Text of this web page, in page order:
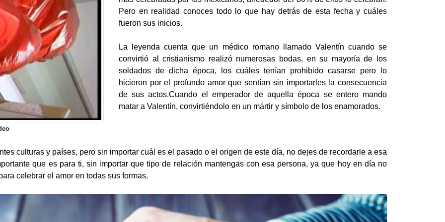
Pero en realidad conoces todo lo que hay detrás de esta fecha y cuáles
fueron sus inicios.
La leyenda cuenta que un médico romano llamado Valentín cuando se
convirtió al cristianismo realizó numerosas bodas, en su mayoría de los
soldados de dicha época, los cuáles tenían prohibido casarse pero lo
hicieron por el profundo amor que sentían sin importarles la consecuencia
de sus actos.Cuando el emperador de aquella época se entero mando
matar a Valentín, convirtiéndolo en un mártir y símbolo de los enamorados.
culturas y países, pero sin importar cuál es el pasado o el origen de este día, no dejes de recordarle a esa
que es para ti, sin importar que tipo de relación mantengas con esa persona, ya que hoy en día no
celebrar el amor en todas sus formas.